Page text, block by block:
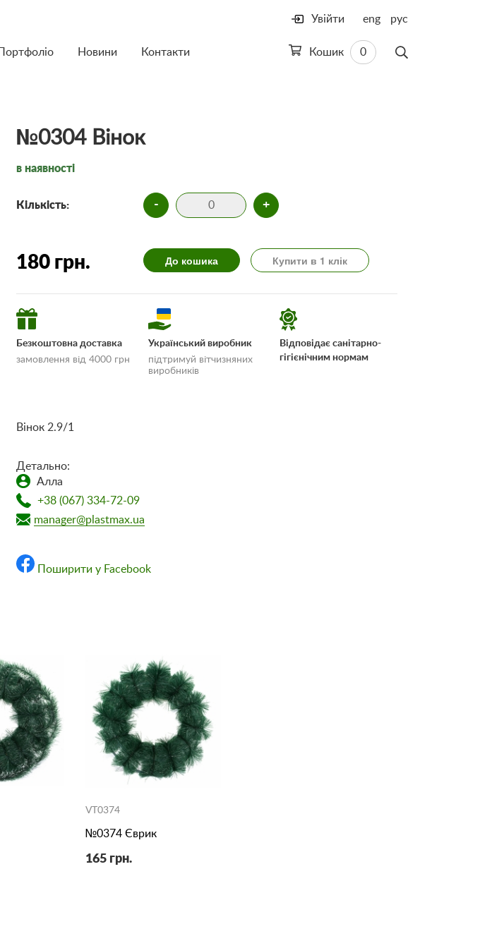
Увійти
Кошик 0
Портфоліо Новини Контакти
eng рус
№0304 Вінок
в наявності
Кількість: - +
180 грн. До кошика Купити в 1 клік
Безкоштовна доставка
замовлення від 4000 грн
оплати»
Український виробник
підтримуй вітчизняних
виробників
Відповідає санітарно-
гігієнічним нормам
Вінок 2.9/1
Детально:
Алла
+38 (067) 334-72-09
manager@plastmax.ua
Поширити у Facebook
VT0374
№0374 Єврик
165 грн.